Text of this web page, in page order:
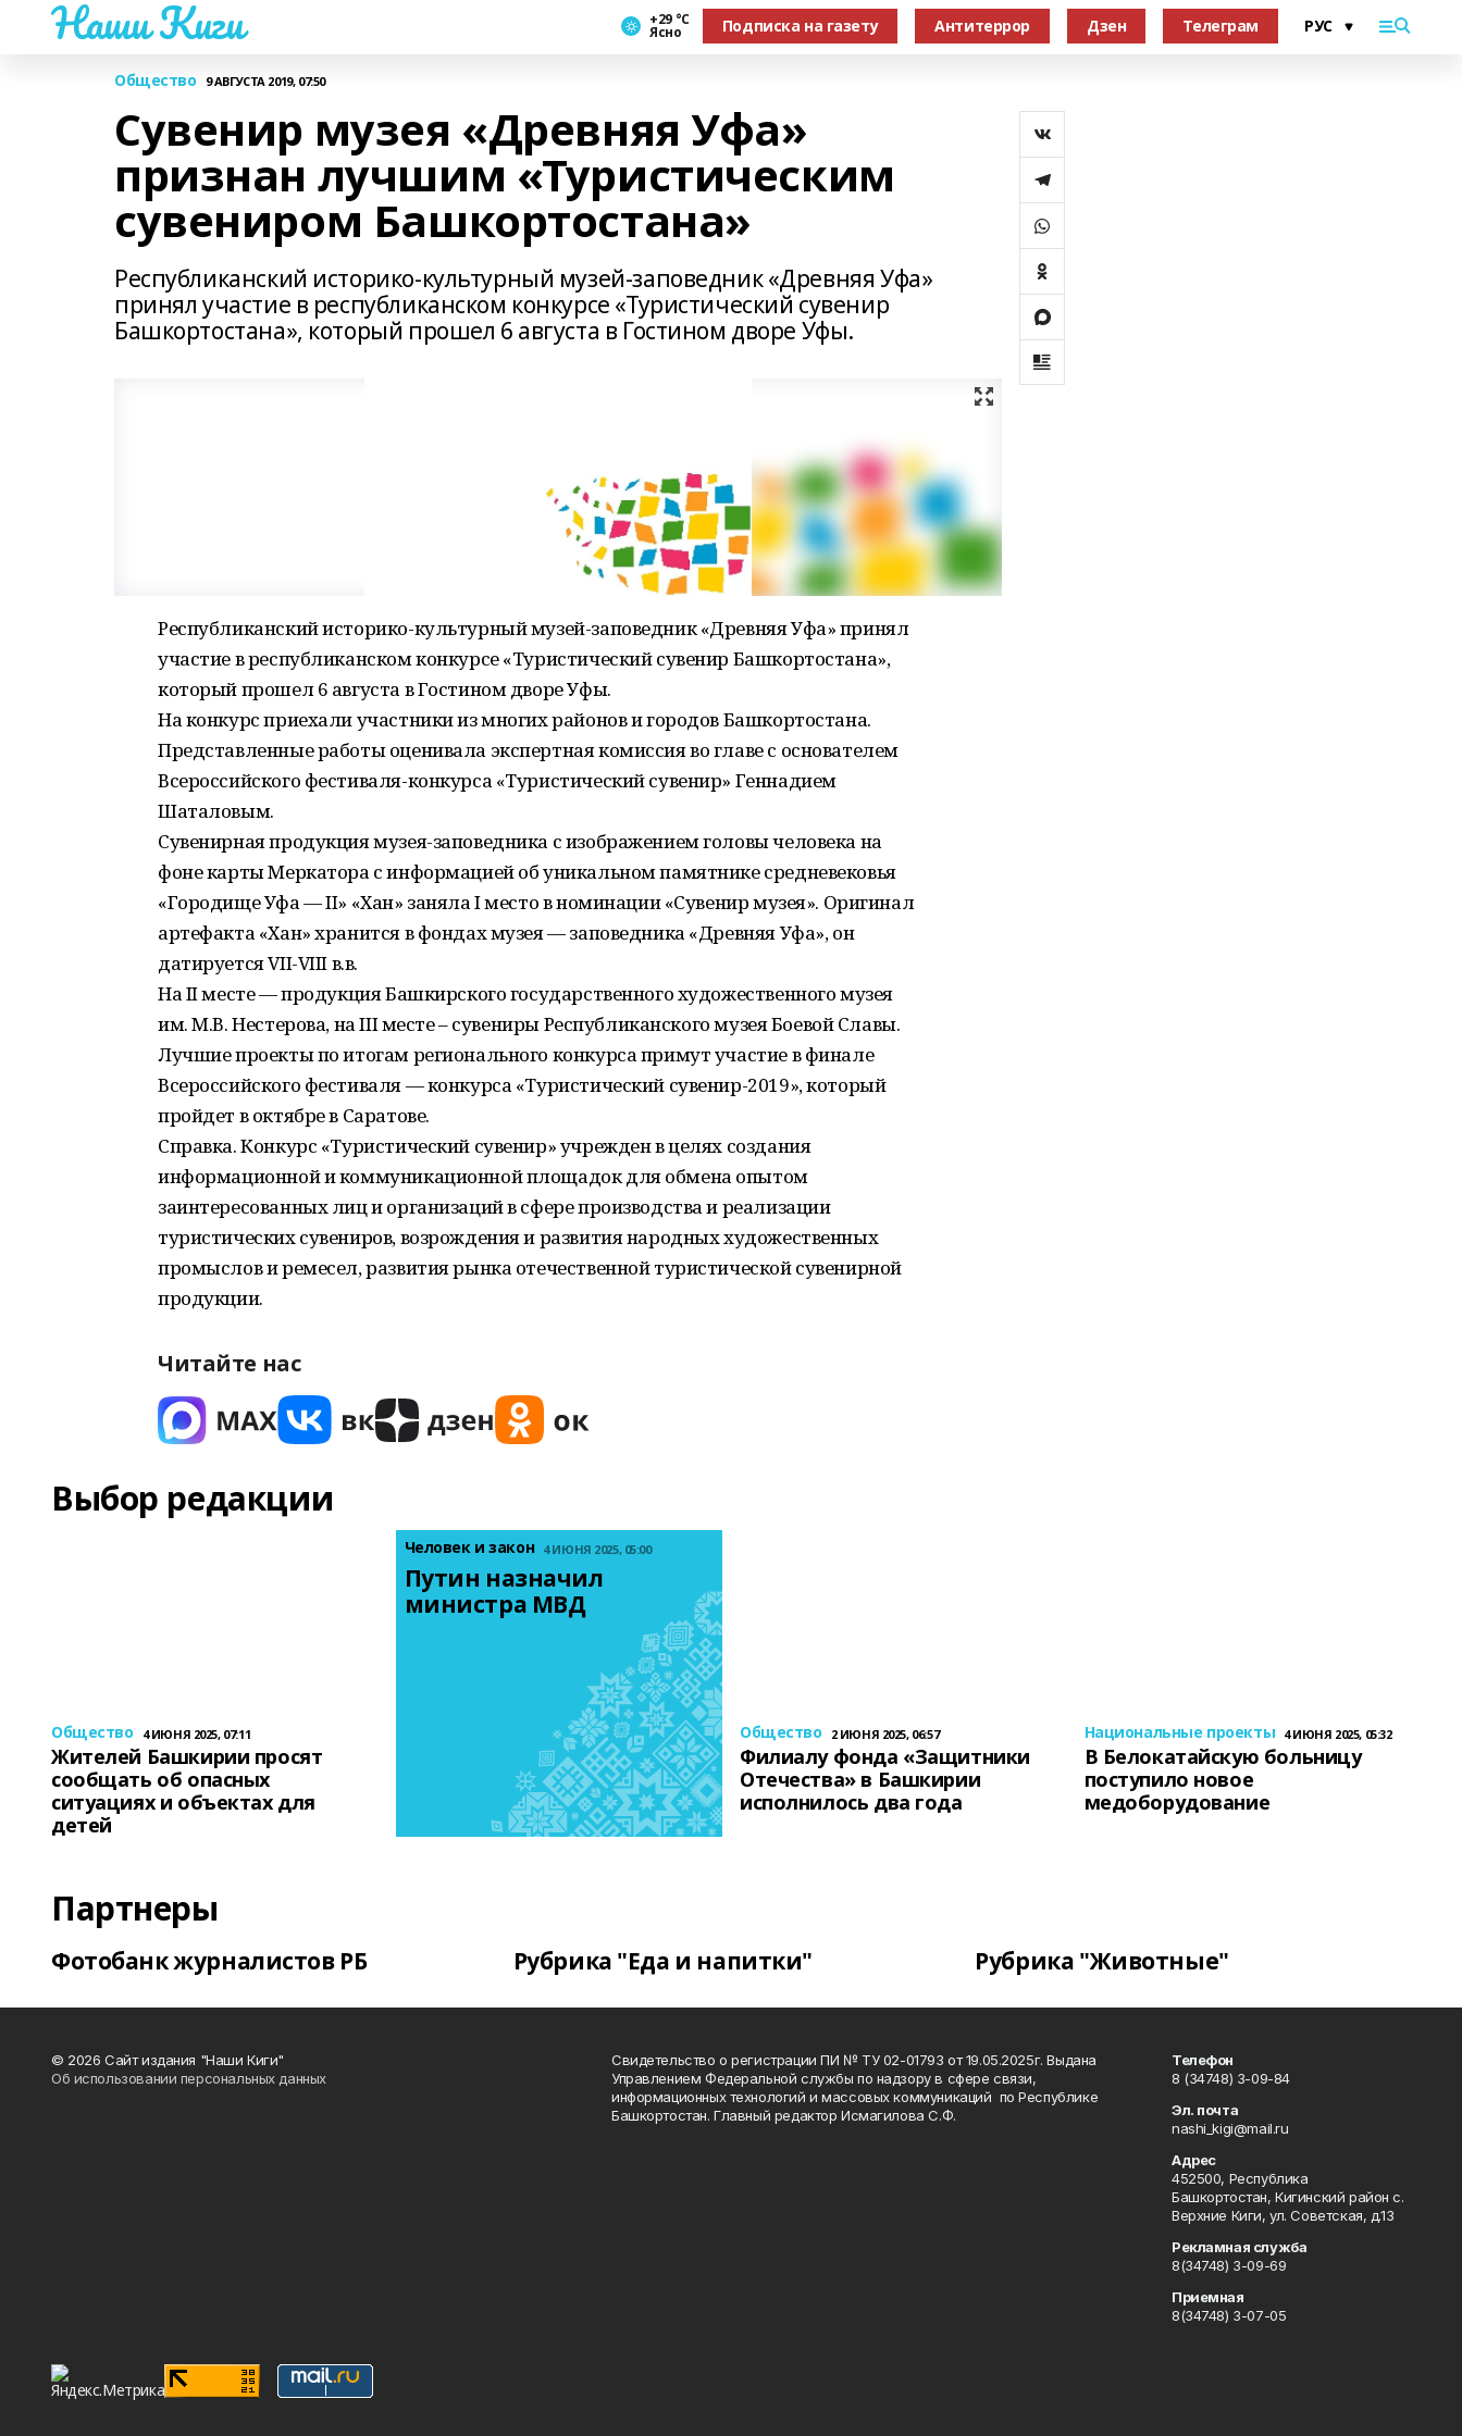
Наши Киги +29 °С
Ясно Подписка на газету Антитеррор Дзен Телеграм
Общество 9 АВГУСТА 2019, 07:50
Сувенир музея «Древняя Уфа»
признан лучшим «Туристическим
сувениром Башкортостана»
Республиканский историко-культурный музей-заповедник «Древняя Уфа»
принял участие в республиканском конкурсе «Туристический сувенир
Башкортостана», который прошел 6 августа в Гостином дворе Уфы.
Республиканский историко-культурный музей-заповедник «Древняя Уфа» принял
участие в республиканском конкурсе «Туристический сувенир Башкортостана»,
который прошел 6 августа в Гостином дворе Уфы.
На конкурс приехали участники из многих районов и городов Башкортостана.
Представленные работы оценивала экспертная комиссия во главе с основателем
Всероссийского фестиваля-конкурса «Туристический сувенир» Геннадием
Шаталовым.
Сувенирная продукция музея-заповедника с изображением головы человека на
фоне карты Меркатора с информацией об уникальном памятнике средневековья
«Городище Уфа — II» «Хан» заняла I место в номинации «Сувенир музея». Оригинал
артефакта «Хан» хранится в фондах музея — заповедника «Древняя Уфа», он
датируется VII-VIII в.в.
На II месте — продукция Башкирского государственного художественного музея
им. М.В. Нестерова, на III месте – сувениры Республиканского музея Боевой Славы.
Лучшие проекты по итогам регионального конкурса примут участие в финале
Всероссийского фестиваля — конкурса «Туристический сувенир-2019», который
пройдет в октябре в Саратове.
Справка. Конкурс «Туристический сувенир» учрежден в целях создания
информационной и коммуникационной площадок для обмена опытом
заинтересованных лиц и организаций в сфере производства и реализации
туристических сувениров, возрождения и развития народных художественных
промыслов и ремесел, развития рынка отечественной туристической сувенирной
продукции.
Читайте нас
Выбор редакции
Общество 4 ИЮНЯ 2025, 07:11
Жителей Башкирии просят
сообщать об опасных
ситуациях и объектах для
детей
Человек и закон 4 ИЮНЯ 2025, 05:00
Путин назначил
министра МВД
Общество 2 ИЮНЯ 2025, 06:57
Филиалу фонда «Защитники
Отечества» в Башкирии
исполнилось два года
Национальные проекты 4 ИЮНЯ 2025, 05:32
В Белокатайскую больницу
поступило новое
медоборудование
Партнеры
Фотобанк журналистов РБ Рубрика "Еда и напитки" Рубрика "Животные"
© 2026 Сайт издания "Наши Киги"
Об использовании персональных данных
Свидетельство о регистрации ПИ № ТУ 02-01793 от 19.05.2025г. Выдана
Управлением Федеральной службы по надзору в сфере связи,
информационных технологий и массовых коммуникаций по Республике
Башкортостан. Главный редактор Исмагилова С.Ф.
Телефон
8 (34748) 3-09-84
Эл. почта
nashi_kigi@mail.ru
Адрес
452500, Республика
Башкортостан, Кигинский район с.
Верхние Киги, ул. Советская, д.13
Рекламная служба
8(34748) 3-09-69
Приемная
8(34748) 3-07-05